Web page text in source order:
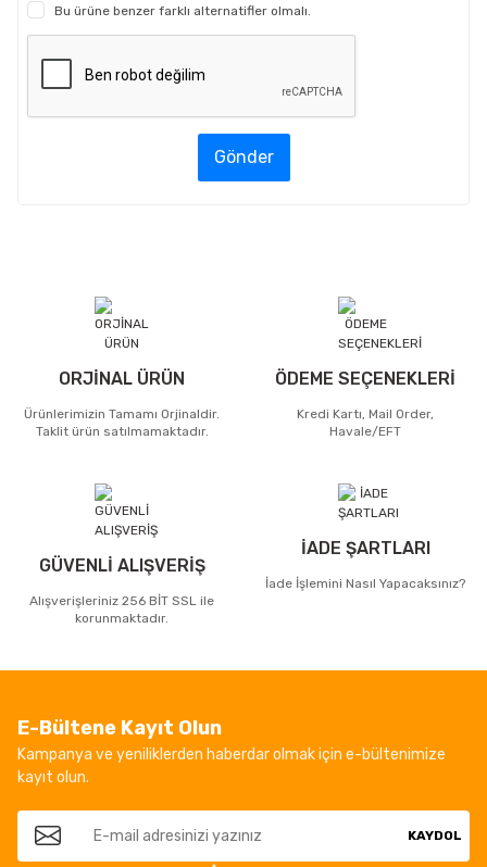
Bu ürüne benzer farklı alternatifler olmalı.
Gönder
ORJİNAL ÜRÜN
Ürünlerimizin Tamamı Orjinaldir.
Taklit ürün satılmamaktadır.
ÖDEME SEÇENEKLERİ
Kredi Kartı, Mail Order,
Havale/EFT
GÜVENLİ ALIŞVERİŞ
Alışverişleriniz 256 BİT SSL ile
korunmaktadır.
İADE ŞARTLARI
İade İşlemini Nasıl Yapacaksınız?
E-Bültene Kayıt Olun
Kampanya ve yeniliklerden haberdar olmak için e-bültenimize
kayıt olun.
KAYDOL